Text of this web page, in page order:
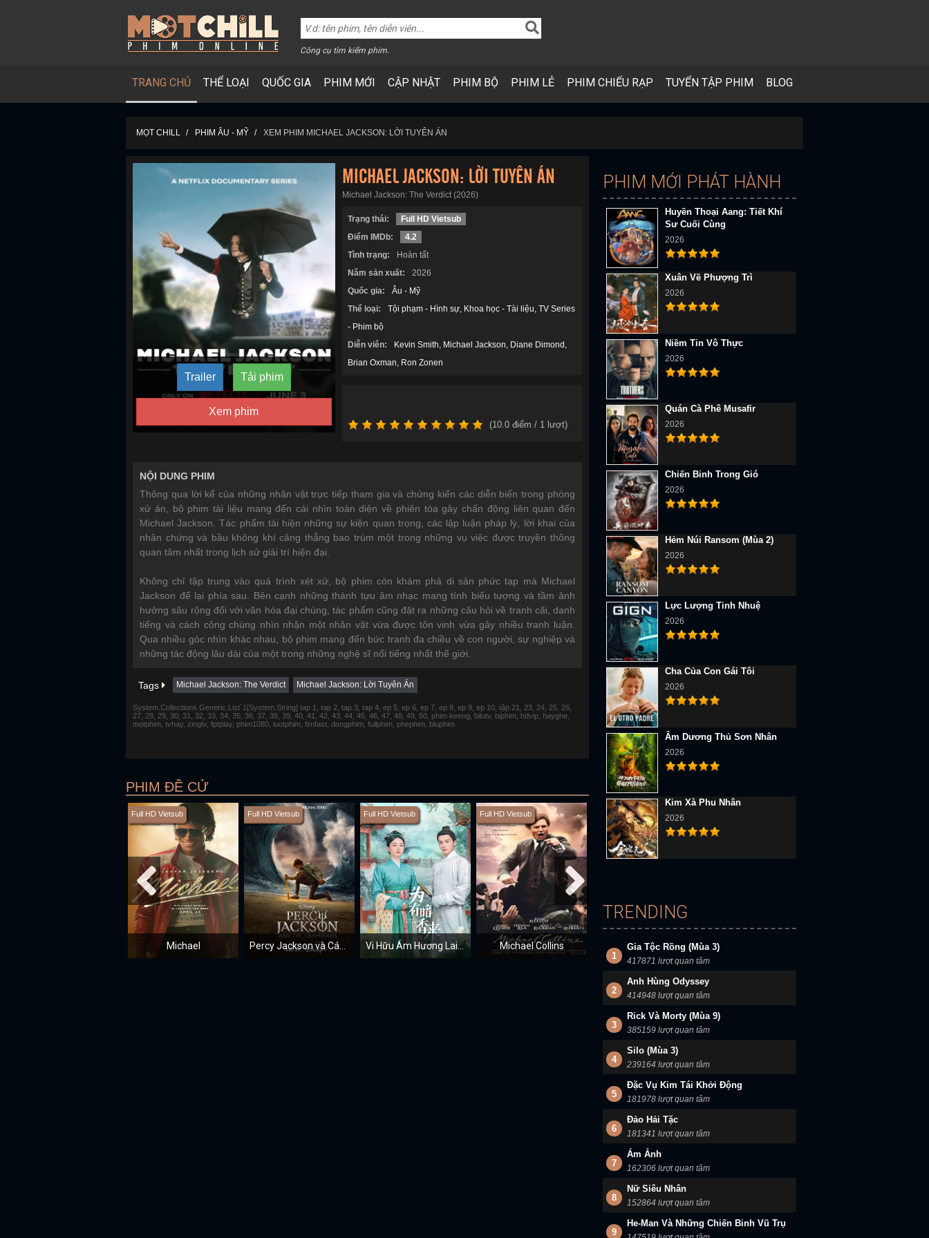
Công cụ tìm kiếm phim.
TRANG CHỦ THỂ LOẠI QUỐC GIA PHIM MỚI CẬP NHẬT PHIM BỘ PHIM LẺ PHIM CHIẾU RẠP TUYỂN TẬP PHIM BLOG
MỌT CHILL PHIM ÂU - MỸ XEM PHIM MICHAEL JACKSON: LỜI TUYÊN ÁN
Trailer Tải phim
Xem phim
MICHAEL JACKSON: LỜI TUYÊN ÁN
Michael Jackson: The Verdict (2026)
Trạng thái:
Full HD Vietsub
Điểm IMDb:
4.2
Tình trạng:
Hoàn tất
Năm sản xuất:
2026
Quốc gia:
Âu - Mỹ
Thể loại:
Tội phạm - Hình sự Khoa học - Tài liệu TV Series
- Phim bộ
Diễn viên:
Kevin Smith Michael Jackson
Diane Dimond
Brian Oxman
Ron Zonen
(10.0điểm / 1lượt)
NỘI DUNG PHIM
Thông qua lời kể của những nhân vật trực tiếp tham gia và chứng kiến các diễn biến trong phòng
xử án, bộ phim tài liệu mang đến cái nhìn toàn diện về phiên tòa gây chấn động liên quan đến
Michael Jackson. Tác phẩm tái hiện những sự kiện quan trọng, các lập luận pháp lý, lời khai của
nhân chứng và bầu không khí căng thẳng bao trùm một trong những vụ việc được truyền thông
quan tâm nhất trong lịch sử giải trí hiện đại.
Không chỉ tập trung vào quá trình xét xử, bộ phim còn khám phá di sản phức tạp mà Michael
Jackson để lại phía sau. Bên cạnh những thành tựu âm nhạc mang tính biểu tượng và tầm ảnh
hưởng sâu rộng đối với văn hóa đại chúng, tác phẩm cũng đặt ra những câu hỏi về tranh cãi, danh
tiếng và cách công chúng nhìn nhận một nhân vật vừa được tôn vinh vừa gây nhiều tranh luận.
Qua nhiều góc nhìn khác nhau, bộ phim mang đến bức tranh đa chiều về con người, sự nghiệp và
những tác động lâu dài của một trong những nghệ sĩ nổi tiếng nhất thế giới.
Tags Michael Jackson: The Verdict Michael Jackson: Lời Tuyên Án
System.Collections.Generic.List`1[System.String] tap 1, tap 2, tap 3, tap 4, ep 5, ep 6, ep 7, ep 8, ep 9, ep 10, tập 21, 23, 24, 25, 26,
27, 28, 29, 30, 31, 32, 33, 34, 35, 36, 37, 38, 39, 40, 41, 42, 43, 44, 45, 46, 47, 48, 49, 50, phim keeng, bilutv, biphim, hdvip, hayghe,
motphim, tvhay, zingtv, fptplay, phim1080, luotphim, fimfast, dongphim, fullphim, phephim, bluphim
PHIM ĐỀ CỬ
Full HD Vietsub
Michael
Full HD Vietsub Full HD Vietsub
Vi Hữu Ám Hương Lai - Tẩy Duyên Hoa
Full HD Vietsub
Michael Collins
Full HD Vietsub
Lời Nói Dối Không Thể Cưỡng Lại
PHIM MỚI PHÁT HÀNH
Huyền Thoại Aang: Tiết Khí
Sư Cuối Cùng
2026
Xuân Về Phượng Trì
2026
Niềm Tin Vô Thực
2026
Quán Cà Phê Musafir
2026
Chiến Binh Trong Gió
2026
Hẻm Núi Ransom (Mùa 2)
2026
Lực Lượng Tinh Nhuệ
2026
Cha Của Con Gái Tôi
2026
Âm Dương Thủ Sơn Nhân
2026
Kim Xà Phu Nhân
2026
TRENDING
1
Gia Tộc Rồng (Mùa 3)
417871 lượt quan tâm
2
Anh Hùng Odyssey
414948 lượt quan tâm
3
Rick Và Morty (Mùa 9)
385159 lượt quan tâm
4
Silo (Mùa 3)
239164 lượt quan tâm
5
Đặc Vụ Kim Tái Khởi Động
181978 lượt quan tâm
6
Đảo Hải Tặc
181341 lượt quan tâm
7
Ám Ảnh
162306 lượt quan tâm
8
Nữ Siêu Nhân
152864 lượt quan tâm
9
He-Man Và Những Chiến Binh Vũ Trụ